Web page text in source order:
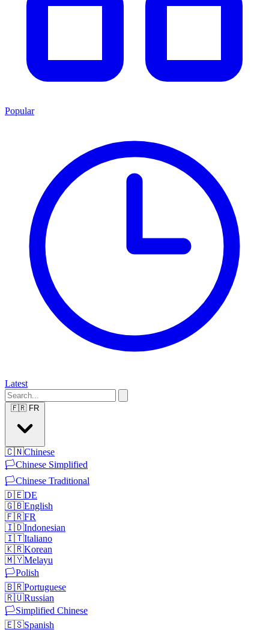
Popular
Latest
🇫🇷 FR
🇨🇳Chinese
🏳️Chinese Simplified
🏳️Chinese Traditional
🇩🇪DE
🇬🇧English
🇫🇷FR
🇮🇩Indonesian
🇮🇹Italiano
🇰🇷Korean
🇲🇾Melayu
🏳️Polish
🇧🇷Portuguese
🇷🇺Russian
🏳️Simplified Chinese
🇪🇸Spanish